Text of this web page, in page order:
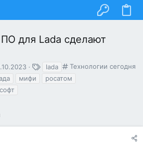
для Lada сделают
К
и
Технологии сегодня
lada
мифи
росатом
софт